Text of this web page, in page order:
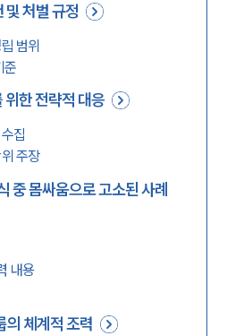
및 처벌 규정
범위
준
한 전략적 대응
집
주장
중 몸싸움으로 고소된 사례
내용
의 체계적 조력